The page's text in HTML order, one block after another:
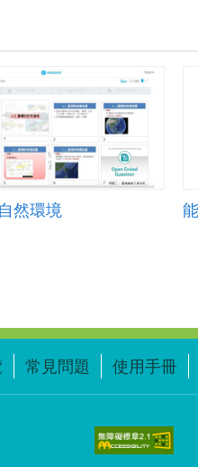
然環境
常見問題 使用手冊